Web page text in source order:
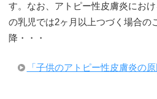
す。なお、アトピー性皮膚炎にお
の乳児では2ヶ月以上つづく場合の
降・・・
「子供のアトピー性皮膚炎の